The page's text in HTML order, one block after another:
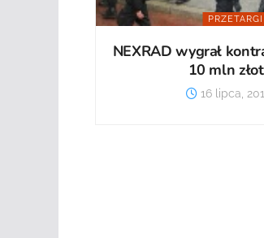
PRZETARGI
NEXRAD wygrał
10 mln
16 lipca,